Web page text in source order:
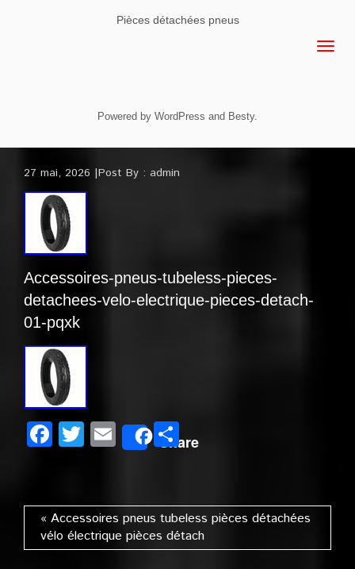
Pièces détachées pneus
Powered by WordPress and Besty.
27 mai, 2026 Post By : admin
Accessoires-pneus-tubeless-pieces-
detachees-velo-electrique-pieces-detach-
01-pqxk
Facebook
Twitter
EmailSharePartager
« Accessoires pneus tubeless pièces détachées
vélo électrique pièces détach